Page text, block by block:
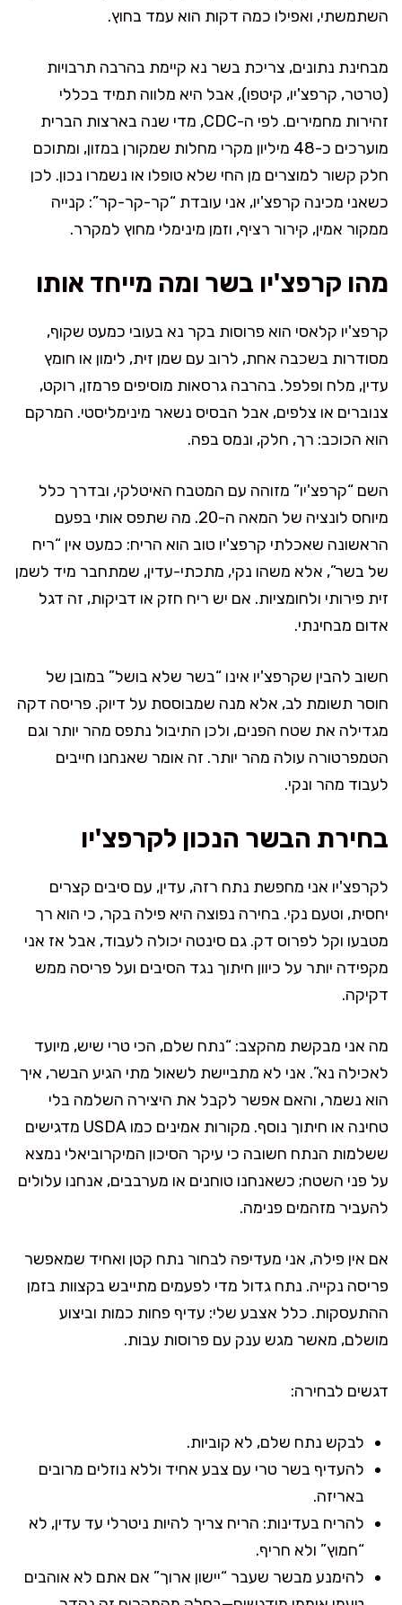
השתמשתי, ואפילו כמה דקות הוא עמד בחוץ.
מבחינת נתונים, צריכת בשר נא קיימת בהרבה תרבויות
(טרטר, קרפצ'יו, קיטפו), אבל היא מלווה תמיד בכללי
זהירות מחמירים. לפי ה-CDC, מדי שנה בארצות הברית
מוערכים כ-48 מיליון מקרי מחלות שמקורן במזון, ומתוכם
חלק קשור למוצרים מן החי שלא טופלו או נשמרו נכון. לכן
כשאני מכינה קרפצ'יו, אני עובדת “קר-קר-קר”: קנייה
ממקור אמין, קירור רציף, וזמן מינימלי מחוץ למקרר.
מהו קרפצ'יו בשר ומה מייחד אותו
קרפצ'יו קלאסי הוא פרוסות בקר נא בעובי כמעט שקוף,
מסודרות בשכבה אחת, לרוב עם שמן זית, לימון או חומץ
עדין, מלח ופלפל. בהרבה גרסאות מוסיפים פרמזן, רוקט,
צנוברים או צלפים, אבל הבסיס נשאר מינימליסטי. המרקם
הוא הכוכב: רך, חלק, ונמס בפה.
השם “קרפצ'יו” מזוהה עם המטבח האיטלקי, ובדרך כלל
מיוחס לונציה של המאה ה-20. מה שתפס אותי בפעם
הראשונה שאכלתי קרפצ'יו טוב הוא הריח: כמעט אין “ריח
של בשר”, אלא משהו נקי, מתכתי-עדין, שמתחבר מיד לשמן
זית פירותי ולחומציות. אם יש ריח חזק או דביקות, זה דגל
אדום מבחינתי.
חשוב להבין שקרפצ'יו אינו “בשר שלא בושל” במובן של
חוסר תשומת לב, אלא מנה שמבוססת על דיוק. פריסה דקה
מגדילה את שטח הפנים, ולכן התיבול נתפס מהר יותר וגם
הטמפרטורה עולה מהר יותר. זה אומר שאנחנו חייבים
לעבוד מהר ונקי.
בחירת הבשר הנכון לקרפצ'יו
לקרפצ'יו אני מחפשת נתח רזה, עדין, עם סיבים קצרים
יחסית, וטעם נקי. בחירה נפוצה היא פילה בקר, כי הוא רך
מטבעו וקל לפרוס דק. גם סינטה יכולה לעבוד, אבל אז אני
מקפידה יותר על כיוון חיתוך נגד הסיבים ועל פריסה ממש
דקיקה.
מה אני מבקשת מהקצב: “נתח שלם, הכי טרי שיש, מיועד
לאכילה נא”. אני לא מתביישת לשאול מתי הגיע הבשר, איך
הוא נשמר, והאם אפשר לקבל את היצירה השלמה בלי
טחינה או חיתוך נוסף. מקורות אמינים כמו USDA מדגישים
ששלמות הנתח חשובה כי עיקר הסיכון המיקרוביאלי נמצא
על פני השטח; כשאנחנו טוחנים או מערבבים, אנחנו עלולים
להעביר מזהמים פנימה.
אם אין פילה, אני מעדיפה לבחור נתח קטן ואחיד שמאפשר
פריסה נקייה. נתח גדול מדי לפעמים מתייבש בקצוות בזמן
ההתעסקות. כלל אצבע שלי: עדיף פחות כמות וביצוע
מושלם, מאשר מגש ענק עם פרוסות עבות.
דגשים לבחירה:
לבקש נתח שלם, לא קוביות.
להעדיף בשר טרי עם צבע אחיד וללא נוזלים מרובים
באריזה.
להריח בעדינות: הריח צריך להיות ניטרלי עד עדין, לא
“חמוץ” ולא חריף.
להימנע מבשר שעבר “יישון ארוך” אם אתם לא אוהבים